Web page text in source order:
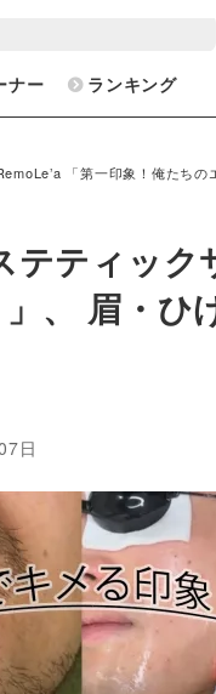
ナー ランキング
「第一印象！俺たちの
ティック
、 眉・ひ
日